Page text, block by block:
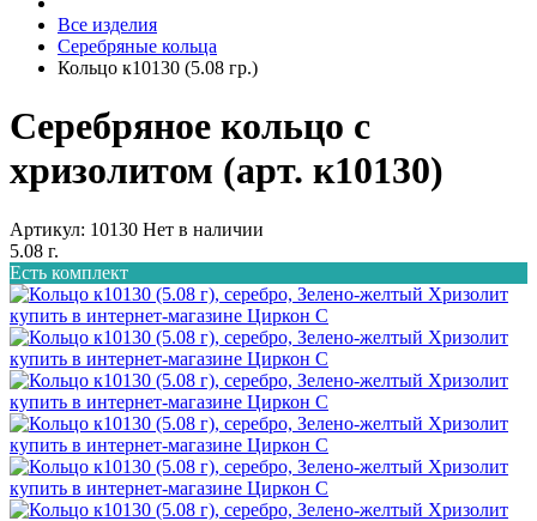
Все изделия
Серебряные кольца
Кольцо к10130 (5.08 гр.)
Серебряное кольцо с
хризолитом (арт. к10130)
Артикул: 10130 Нет в наличии
5.08 г.
Есть комплект